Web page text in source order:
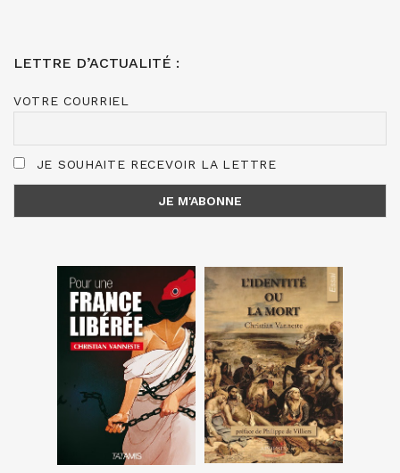
LETTRE D’ACTUALITÉ :
VOTRE COURRIEL
JE SOUHAITE RECEVOIR LA LETTRE